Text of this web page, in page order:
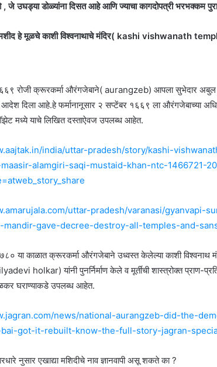
, जे उघड्या डोळ्यांना दिसत आहे आणि ज्याचा कागदोपत्री भरभक्कम
मशीद हे मूळचे काशी विश्वनाथाचे मंदिर( kashi vishwanath
रोजी क्रूरकर्मा औरंगजेबाने( aurangzeb) आपला सुभेदार अबुल
आदेश दिला आहे.हे फर्मानानूसार २ सप्टेंबर १६६९ ला औरंगजेबाच्या
मध्ये याचे लिखित दस्ताऐवज उपलब्ध आहेत.
india/uttar-pradesh/story/kashi-
alamgiri-saqi-mustaid-khan-ntc-1466721-
uttar-pradesh/varanasi/gyanvapi-
mandir-gave-decree-destroy-all-temples-and-
या काळात क्रूरकर्मा औरंगजेबाने उध्वस्त केलेल्या काशी विश्वनाथ
holkar) यांनी पुनर्निर्माण केले व मूर्तीची शास्त्रोक्त प्राण-
घराण्याकडे उपलब्ध आहेत.
news/national-aurangzeb-did-the-
got-it-rebuilt-know-the-full-story-jagran-
नुसार एखाद्या मशिदीचे नाव ज्ञानवापी असू शकते का ?